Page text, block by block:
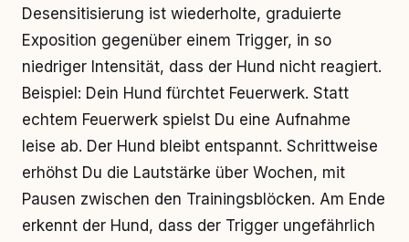
Desensitisierung ist wiederholte, graduierte
Exposition gegenüber einem Trigger, in so
niedriger Intensität, dass der Hund nicht reagiert.
Beispiel: Dein Hund fürchtet Feuerwerk. Statt
echtem Feuerwerk spielst Du eine Aufnahme
leise ab. Der Hund bleibt entspannt. Schrittweise
erhöhst Du die Lautstärke über Wochen, mit
Pausen zwischen den Trainingsblöcken. Am Ende
erkennt der Hund, dass der Trigger ungefährlich